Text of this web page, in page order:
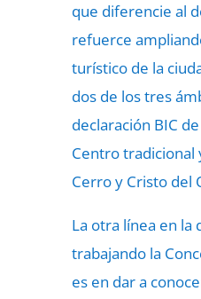
que diferencie al
refuerce
turístico de la
dos de los tres
declaración BIC
Centro tradicional
Cerro y Cristo del
La otra línea en la
trabajando la
es en dar a